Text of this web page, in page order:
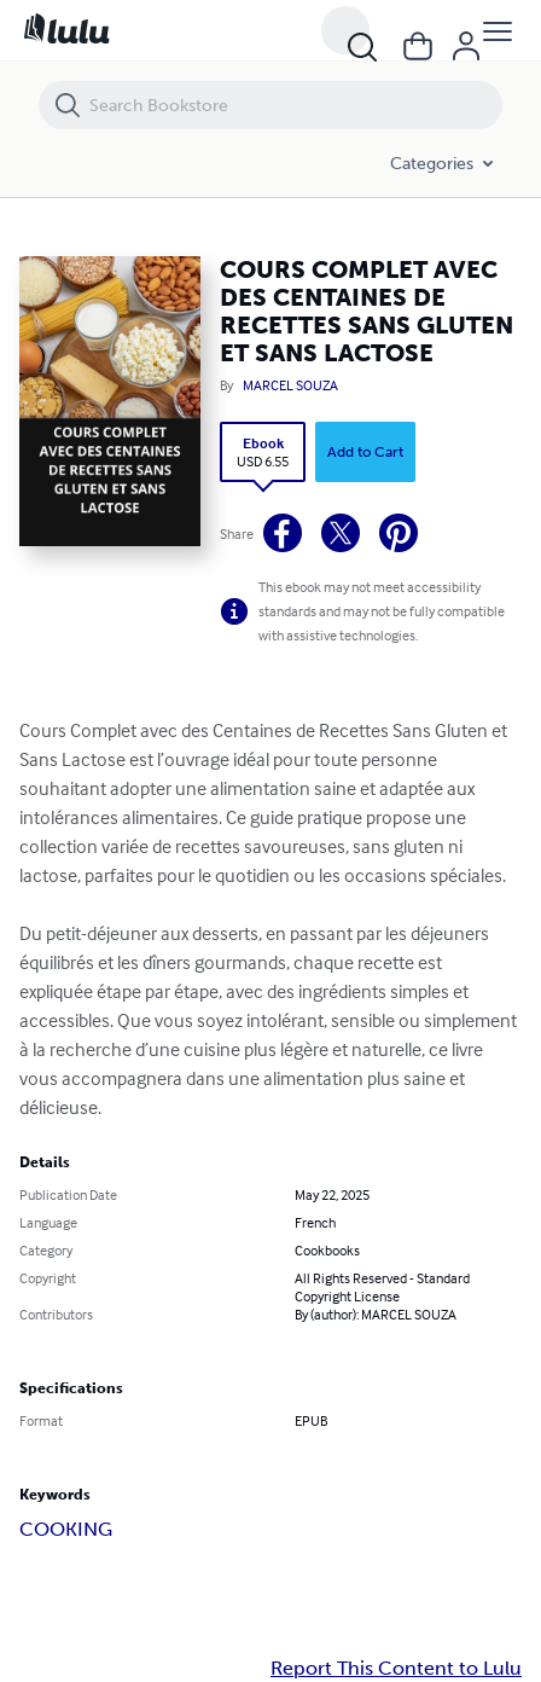
Categories
COURS COMPLET AVEC
DES CENTAINES DE
RECETTES SANS GLUTEN
ET SANS LACTOSE
By MARCEL SOUZA
Ebook
USD 6.55
Add to Cart
Share
This ebook may not meet accessibility
standards and may not be fully compatible
with assistive technologies.
Cours Complet avec des Centaines de Recettes Sans Gluten et
Sans Lactose est l’ouvrage idéal pour toute personne
souhaitant adopter une alimentation saine et adaptée aux
intolérances alimentaires. Ce guide pratique propose une
collection variée de recettes savoureuses, sans gluten ni
lactose, parfaites pour le quotidien ou les occasions spéciales.
Du petit-déjeuner aux desserts, en passant par les déjeuners
équilibrés et les dîners gourmands, chaque recette est
expliquée étape par étape, avec des ingrédients simples et
accessibles. Que vous soyez intolérant, sensible ou simplement
à la recherche d’une cuisine plus légère et naturelle, ce livre
vous accompagnera dans une alimentation plus saine et
délicieuse.
Details
Publication Date
May 22, 2025
Language
French
Category
Cookbooks
Copyright
All Rights Reserved - Standard
Copyright License
Contributors
By (author): MARCEL SOUZA
Specifications
Format EPUB
Keywords
COOKING
Report This Content to Lulu
COURS COMPLET AVEC DES CENTAINES DE RECETTES SANS